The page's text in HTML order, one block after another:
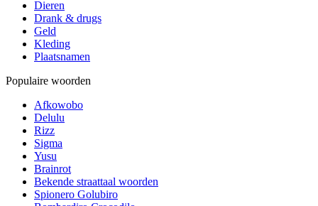
Dieren
Drank & drugs
Geld
Kleding
Plaatsnamen
Populaire woorden
Afkowobo
Delulu
Rizz
Sigma
Yusu
Brainrot
Bekende straattaal woorden
Spionero Golubiro